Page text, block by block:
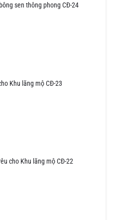
sen thông phong CĐ-24
Khu lăng mộ CĐ-23
cho Khu lăng mộ CĐ-22